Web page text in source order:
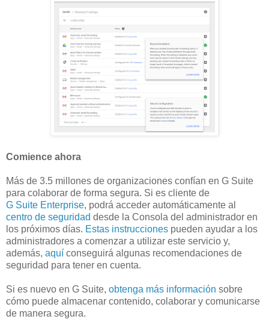
Comience ahora
Más de 3.5 millones de organizaciones confían en G Suite
para colaborar de forma segura. Si es cliente de
G Suite Enterprise, podrá acceder automáticamente al
centro de seguridad desde la Consola del administrador en
los próximos días. Estas instrucciones pueden ayudar a los
administradores a comenzar a utilizar este servicio y,
además, aquí conseguirá algunas recomendaciones de
seguridad para tener en cuenta.
Si es nuevo en G Suite, obtenga más información sobre
cómo puede almacenar contenido, colaborar y comunicarse
de manera segura.